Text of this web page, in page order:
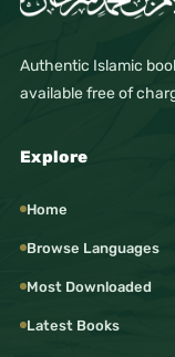
Authentic Islamic
available free of
Explore
Home
Browse Languages
Most Downloaded
Latest Books